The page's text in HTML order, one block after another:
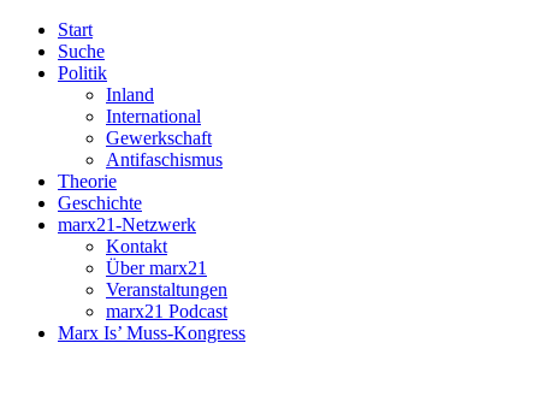
Start
Suche
Politik
Inland
International
Gewerkschaft
Antifaschismus
Theorie
Geschichte
marx21-Netzwerk
Kontakt
Über marx21
Veranstaltungen
marx21 Podcast
Marx Is’ Muss-Kongress